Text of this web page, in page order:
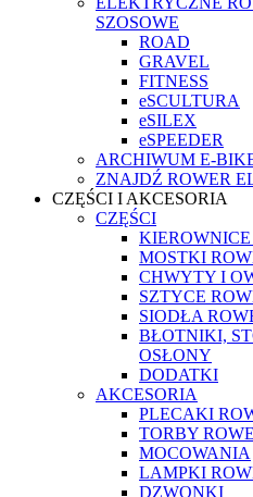
SZOSOWE
ROAD
GRAVEL
FITNESS
eSCULTURA
eSILEX
eSPEEDER
ARCHIWUM E-
ZNAJDŹ ROWER
CZĘŚCI I AKCESORIA
CZĘŚCI
MOSTKI
CHWYTY I
SZTYCE
SIODŁA
BŁOTNIKI,
OSŁONY
DODATKI
AKCESORIA
PLECAKI
TORBY
MOCOWANIA
LAMPKI
DZWONKI